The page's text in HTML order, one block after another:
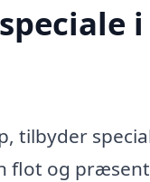
tilbyder
flot og